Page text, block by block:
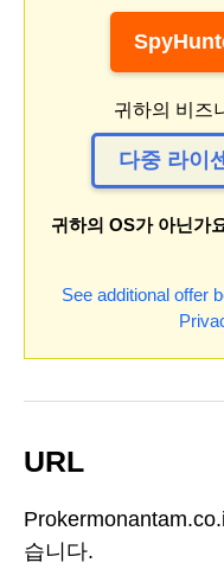
귀하의 비즈
다중 라이
귀하의 OS가 아닌가
See additional offer
URL
습니다.